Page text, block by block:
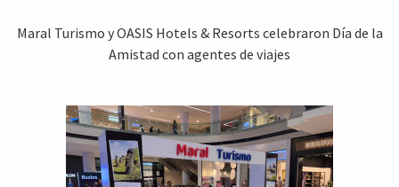
Maral Turismo y OASIS Hotels & Resorts celebraron Día de la
Amistad con agentes de viajes